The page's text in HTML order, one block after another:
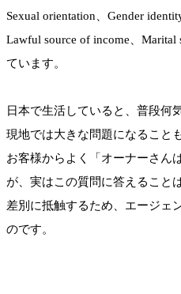
Sexual orientation、Gender
Lawful source of income、
ています。
日本で生活していると、普段何
現地では大きな問題になること
お客様からよく「オーナーさん
が、実はこの質問に答えること
差別に抵触するため、エージェ
のです。